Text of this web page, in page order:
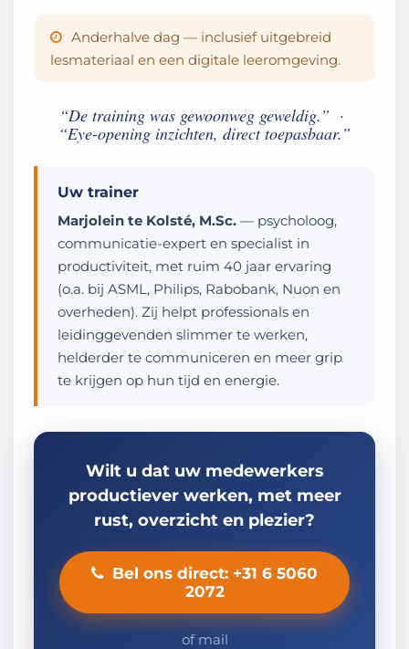
Anderhalve dag — inclusief uitgebreid
lesmateriaal en een digitale leeromgeving.
“De training was gewoonweg geweldig.” ·
“Eye-opening inzichten, direct toepasbaar.”
Uw trainer
Marjolein te Kolsté, M.Sc. — psycholoog,
communicatie-expert en specialist in
productiviteit, met ruim 40 jaar ervaring
(o.a. bij ASML, Philips, Rabobank, Nuon en
overheden). Zij helpt professionals en
leidinggevenden slimmer te werken,
helderder te communiceren en meer grip
te krijgen op hun tijd en energie.
Wilt u dat uw medewerkers
productiever werken, met meer
rust, overzicht en plezier?
Bel ons direct: +31 6 5060
2072
of mail